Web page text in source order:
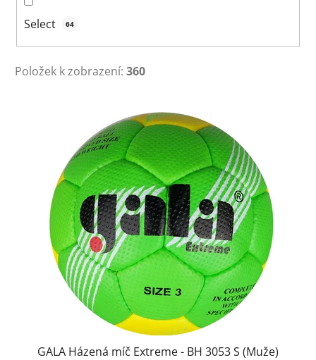
Select 64
Položek k zobrazení: 360
GALA Házená míč Extreme - BH 3053 S (Muže)